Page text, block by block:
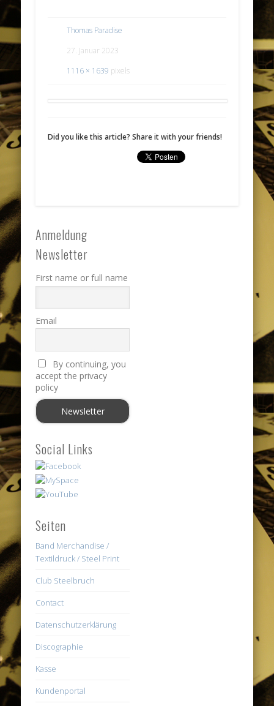
Thomas Paradise
27. Januar 2023
1116 × 1639 pixels
Did you like this article? Share it with your friends!
Anmeldung
Newsletter
First name or full name
Email
By continuing, you
accept the privacy
policy
Social Links
Seiten
Band Merchandise /
Textildruck / Steel Print
Club Steelbruch
Contact
Datenschutzerklärung
Discographie
Kasse
Kundenportal